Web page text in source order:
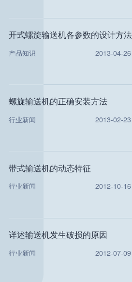
开式螺旋输送机各参数的设计方法
产品知识 2013-04-26
螺旋输送机的正确安装方法
行业新闻 2013-02-23
带式输送机的动态特征
行业新闻 2012-10-16
详述输送机发生破损的原因
行业新闻 2012-07-09